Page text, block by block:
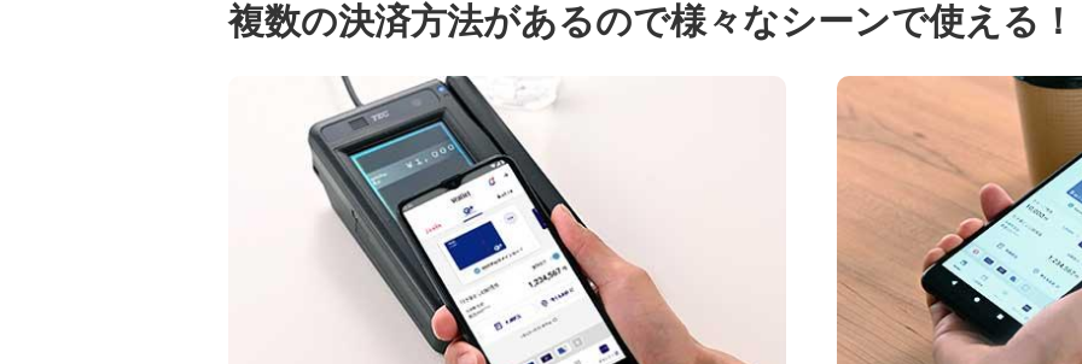
複数の決済方法があるので様々なシーンで使える！